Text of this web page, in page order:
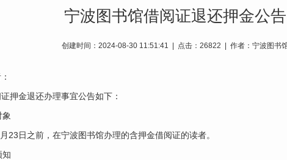
宁波图书馆借阅证退还押金公告
创建时间：2024-08-30 11:51:41 | 点击：26822 | 作者：宁波图书
押金退还办理事宜公告如下：
23日之前，在宁波图书馆办理的含押金借阅证的读者。
知